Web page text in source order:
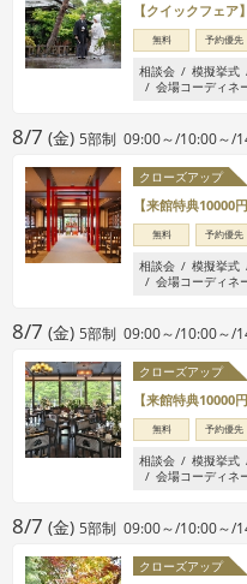
【クイックフェ
無料 予約優先
相談会 模擬挙式
会場コーディネ
8/7 (金) 5部制 09:00～/10:00～/
クローズアップ
【来館特典10000
無料 予約優先
相談会 模擬挙式
会場コーディネ
8/7 (金) 5部制 09:00～/10:00～/
クローズアップ
【来館特典10000
無料 予約優先
相談会 模擬挙式
会場コーディネ
8/7 (金) 5部制 09:00～/10:00～/
クローズアップ